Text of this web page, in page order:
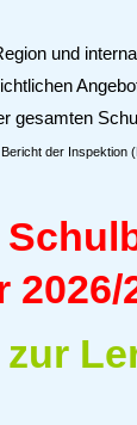
und
gesamten
der Inspektion